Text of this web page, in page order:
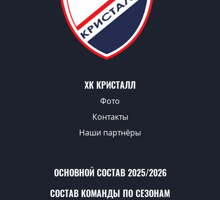
ХК КРИСТАЛЛ
Фото
Контакты
Наши партнёры
ОСНОВНОЙ СОСТАВ 2025/2026
СОСТАВ КОМАНДЫ ПО СЕЗОНАМ